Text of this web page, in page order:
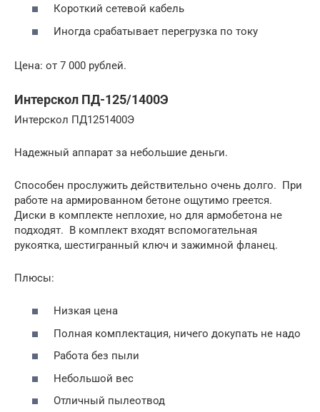
Короткий сетевой кабель
Иногда срабатывает перегрузка по току
Цена: от 7 000 рублей.
Интерскол ПД-125/1400Э
Интерскол ПД1251400Э
Надежный аппарат за небольшие деньги.
Способен прослужить действительно очень долго. При
работе на армированном бетоне ощутимо греется.
Диски в комплекте неплохие, но для армобетона не
подходят. В комплект входят вспомогательная
рукоятка, шестигранный ключ и зажимной фланец.
Плюсы:
Низкая цена
Полная комплектация, ничего докупать не надо
Работа без пыли
Небольшой вес
Отличный пылеотвод